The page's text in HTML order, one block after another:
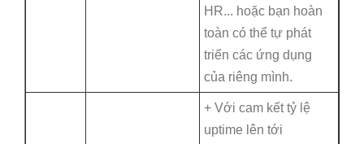
HR... hoặc bạn hoàn
toàn có thể tự phát
triển các ứng dụng
của riêng mình.
+ Với cam kết tỷ lệ
uptime lên tới